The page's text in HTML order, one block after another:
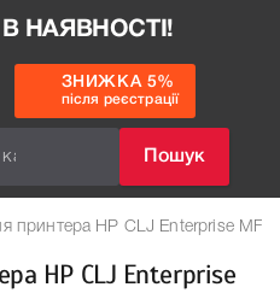
НАЯВНОСТІ!
Пошук
ЗНИЖКА 5%
після реєстрації
принтера HP CLJ Enterprise
HP CLJ Enterprise